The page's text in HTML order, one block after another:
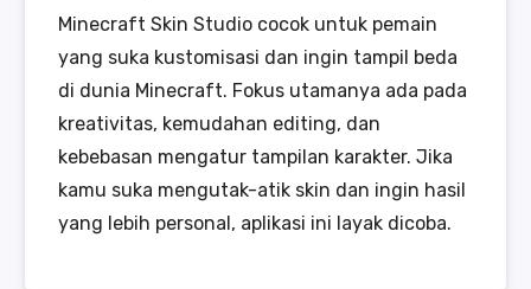
Minecraft Skin Studio cocok untuk pemain
yang suka kustomisasi dan ingin tampil beda
di dunia Minecraft. Fokus utamanya ada pada
kreativitas, kemudahan editing, dan
kebebasan mengatur tampilan karakter. Jika
kamu suka mengutak-atik skin dan ingin hasil
yang lebih personal, aplikasi ini layak dicoba.